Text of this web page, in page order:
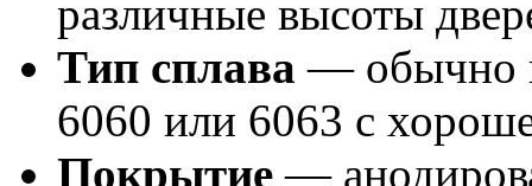
различные высоты
Тип сплава — обычно
6060 или 6063 с
Покрытие —